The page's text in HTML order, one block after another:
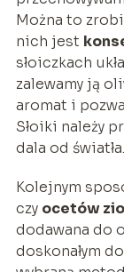
Można to
nich jest
słoiczkach
zalewamy ją
aromat i
Słoiki należy
dala od światła.
Kolejnym
czy ocetów
dodawana do
doskonałym